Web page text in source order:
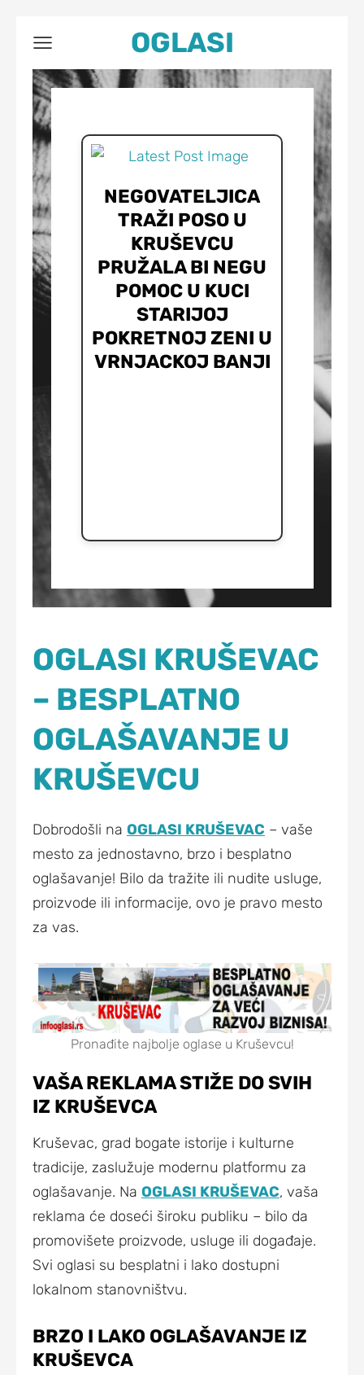
OGLASI
NEGOVATELJICA
TRAŽI POSO U
KRUŠEVCU
PRUŽALA BI NEGU
POMOC U KUCI
STARIJOJ
POKRETNOJ ZENI U
VRNJACKOJ BANJI
OGLASI KRUŠEVAC
– BESPLATNO
OGLAŠAVANJE U
KRUŠEVCU
Dobrodošli na OGLASI KRUŠEVAC – vaše
mesto za jednostavno, brzo i besplatno
oglašavanje! Bilo da tražite ili nudite usluge,
proizvode ili informacije, ovo je pravo mesto
za vas.
Pronađite najbolje oglase u Kruševcu!
VAŠA REKLAMA STIŽE DO SVIH
IZ KRUŠEVCA
Kruševac, grad bogate istorije i kulturne
tradicije, zaslužuje modernu platformu za
oglašavanje. Na OGLASI KRUŠEVAC, vaša
reklama će doseći široku publiku – bilo da
promovišete proizvode, usluge ili događaje.
Svi oglasi su besplatni i lako dostupni
lokalnom stanovništvu.
BRZO I LAKO OGLAŠAVANJE IZ
KRUŠEVCA